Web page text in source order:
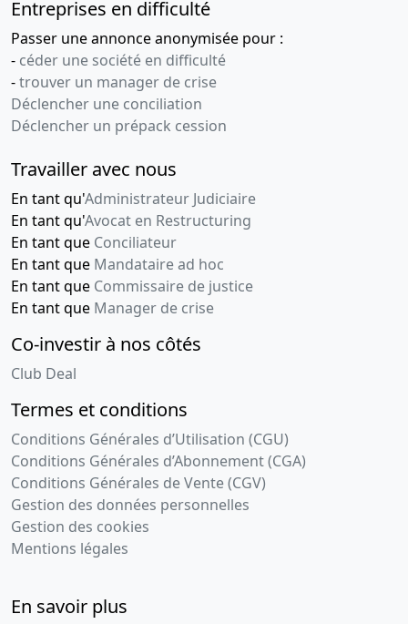
Entreprises en difficulté
Passer une annonce anonymisée pour :
- céder une société en difficulté
-trouver un manager de crise
Déclencher une conciliation
Déclencher un prépack cession
Travailler avec nous
En tant qu'Administrateur Judiciaire
En tant qu'Avocat en Restructuring
En tant que Conciliateur
En tant que Mandataire ad hoc
En tant que Commissaire de justice
En tant que Manager de crise
Co-investir à nos côtés
Club Deal
Termes et conditions
Conditions Générales d’Utilisation (CGU)
Conditions Générales d’Abonnement (CGA)
Conditions Générales de Vente (CGV)
Gestion des données personnelles
Gestion des cookies
Mentions légales
En savoir plus